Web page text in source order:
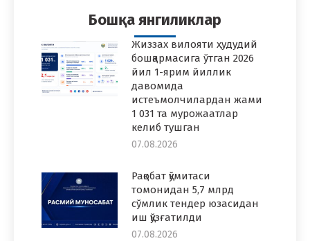
Бошқа янгиликлар
Жиззах вилояти ҳудудий
бошқармасига ўтган 2026
йил 1-ярим йиллик
давомида
истеъмолчилардан жами
1 031 та мурожаатлар
келиб тушган
07.08.2026
Рақобат қўмитаси
томонидан 5,7 млрд
сўмлик тендер юзасидан
иш қўзғатилди
07.08.2026